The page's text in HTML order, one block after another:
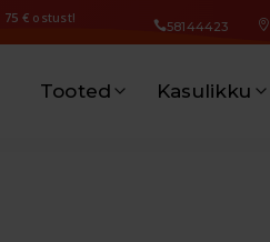
75 €ostust!
58144423
Tooted Kasulikku